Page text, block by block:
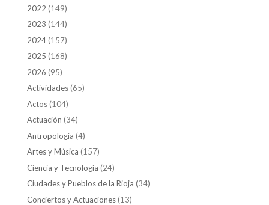
2022 (149)
2023 (144)
2024(157)
2025 (168)
2026 (95)
Actividades(65)
Actos(104)
Actuación (34)
Antropología (4)
Artes y Música (157)
Ciencia y Tecnología (24)
Ciudades y Pueblos de la Rioja (34)
Conciertos y Actuaciones(13)